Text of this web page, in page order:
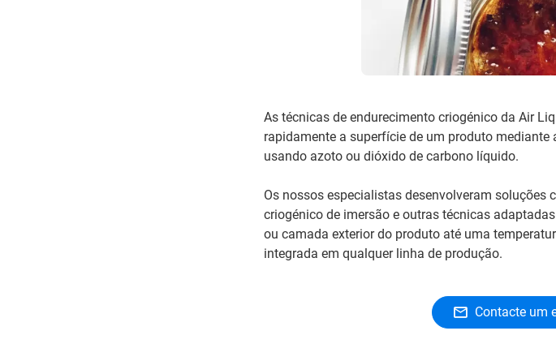
As técnicas de endurecimento criogénico da Air
rapidamente a superfície de um produto
usando azoto ou dióxido de carbono líquido.
Os nossos especialistas desenvolveram soluções
criogénico de imersão e outras técnicas
ou camada exterior do produto até uma
integrada em qualquer linha de produção.
Contacte um